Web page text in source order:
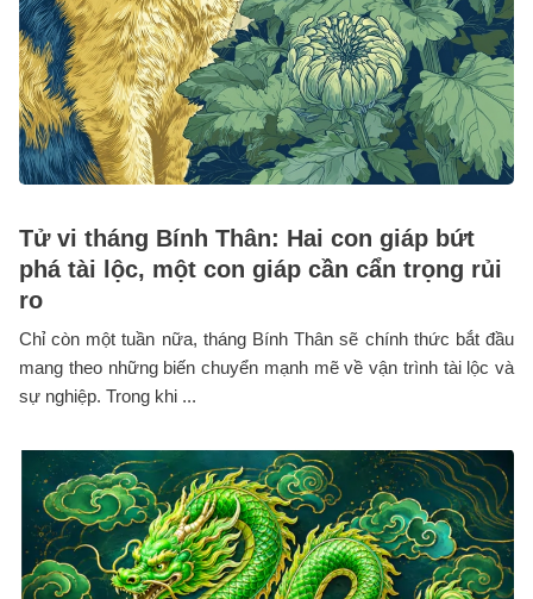
Tử vi tháng Bính Thân: Hai con giáp bứt
phá tài lộc, một con giáp cần cẩn trọng rủi
ro
Chỉ còn một tuần nữa, tháng Bính Thân sẽ chính thức bắt đầu
mang theo những biến chuyển mạnh mẽ về vận trình tài lộc và
sự nghiệp. Trong khi ...